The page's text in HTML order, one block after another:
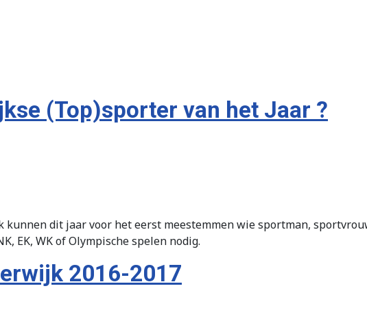
(Top)sporter van het Jaar ?
dit jaar voor het eerst meestemmen wie sportman,
EK, WK of Olympische spelen nodig.
2016-2017